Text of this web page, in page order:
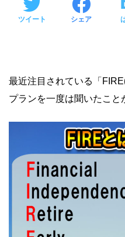
ツイート シェア
最近注目されている「
プランを一度は聞いたこと